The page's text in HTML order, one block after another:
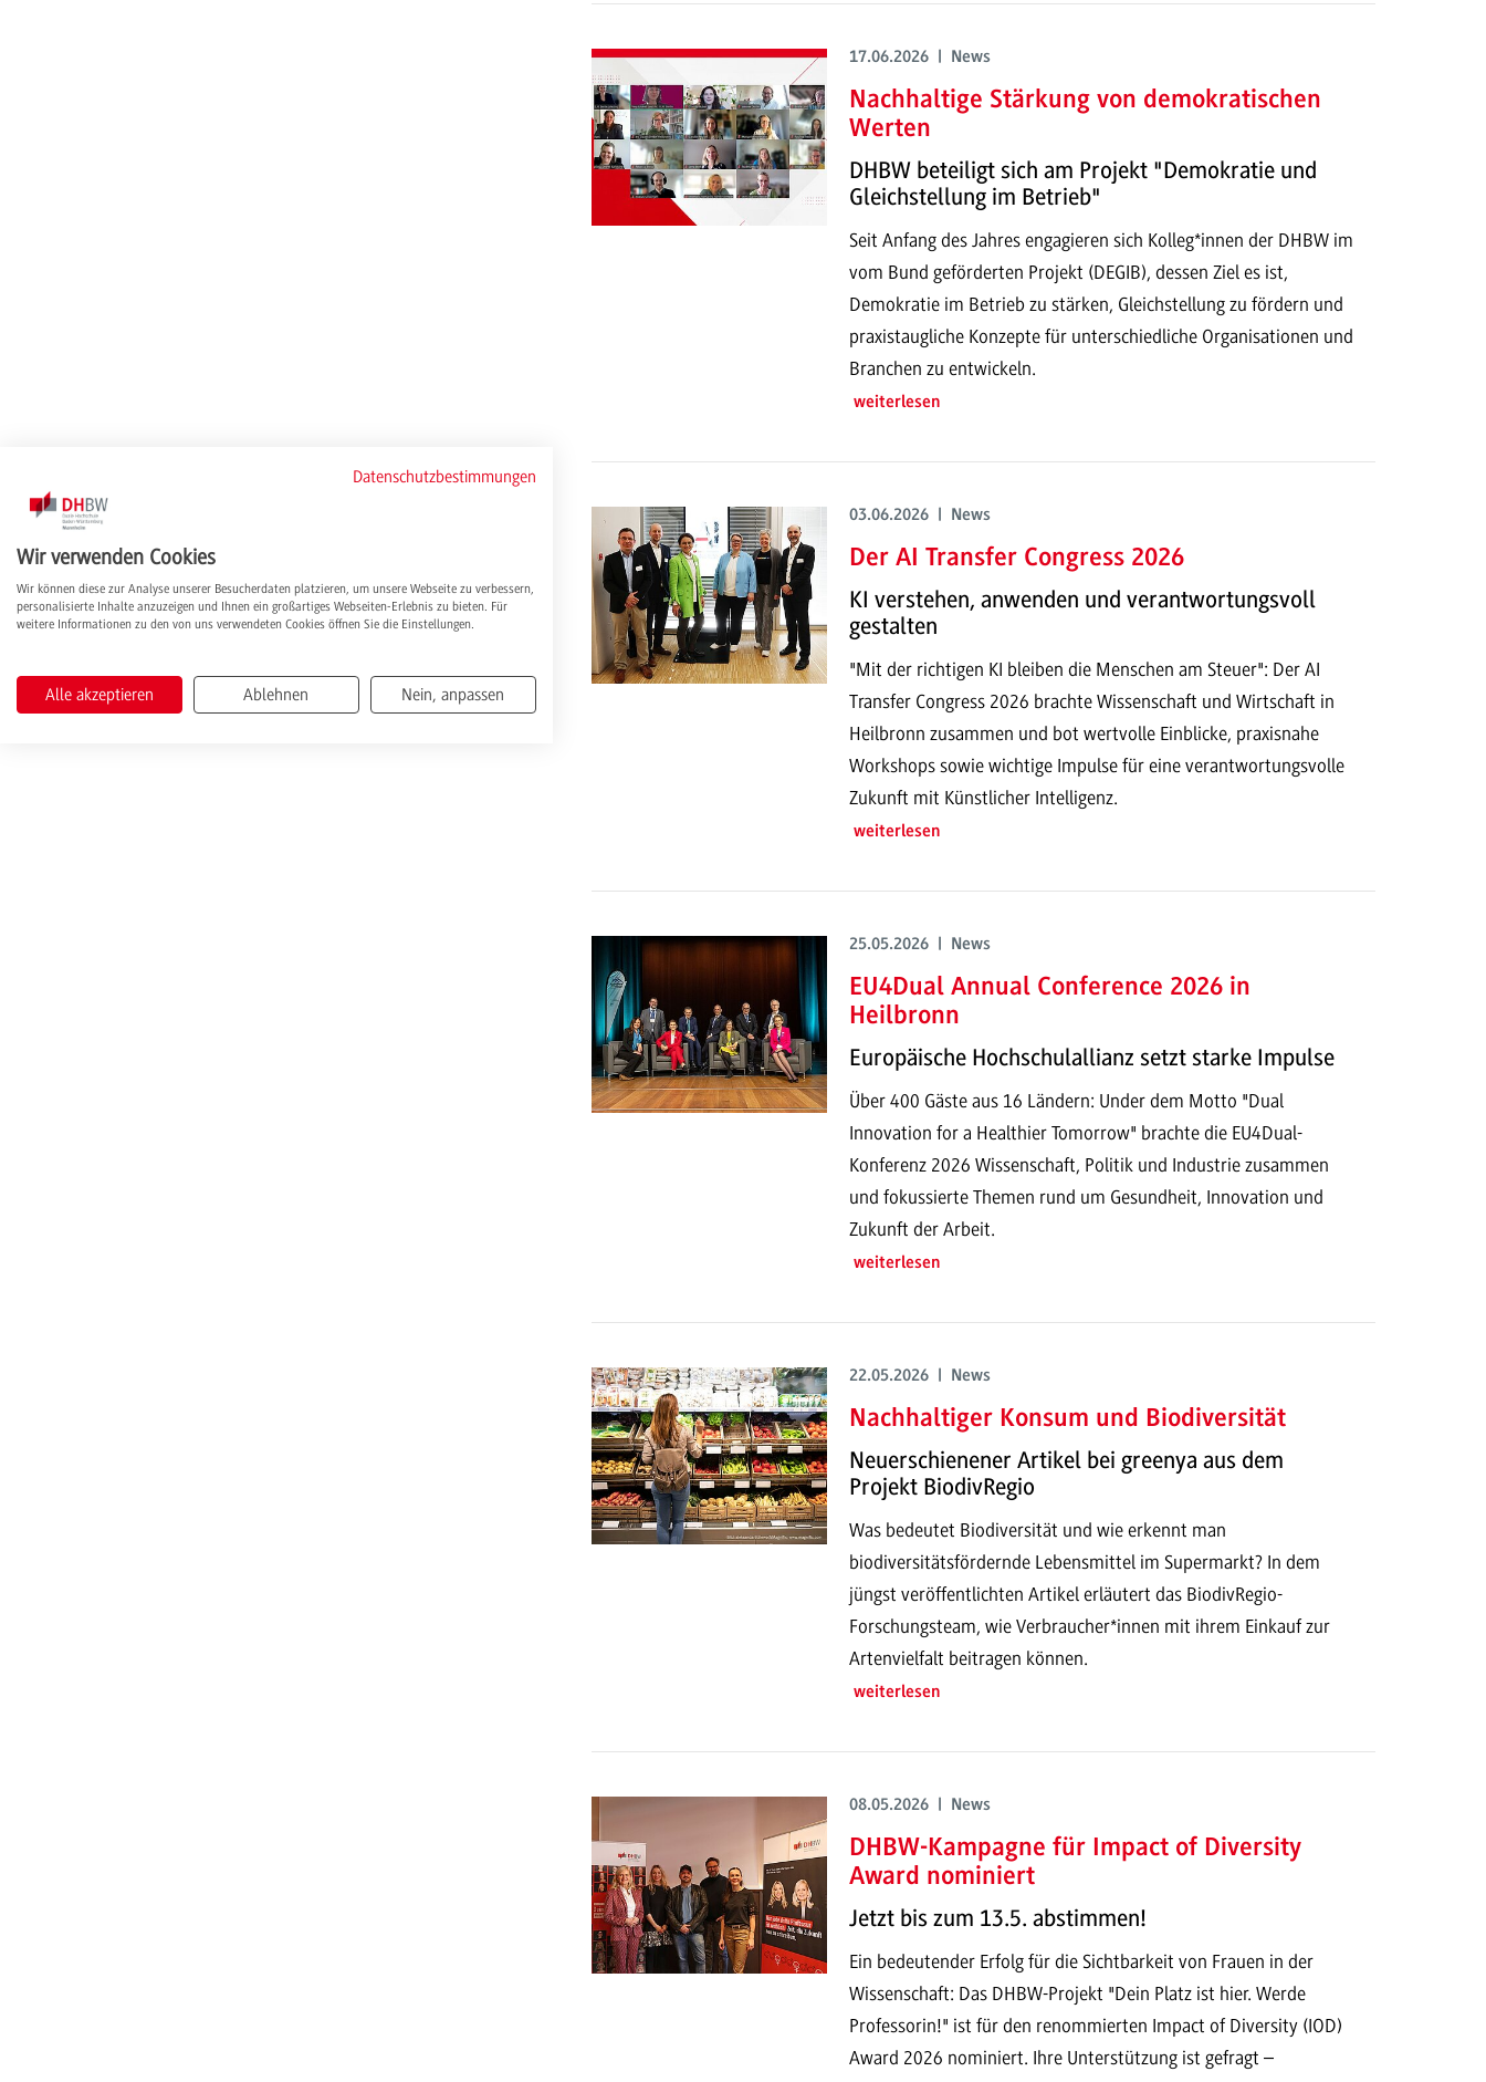
17.06.2026 | News
Nachhaltige Stärkung von demokratischen
Werten
DHBW beteiligt sich am Projekt "Demokratie und
Gleichstellung im Betrieb"
Seit Anfang des Jahres engagieren sich Kolleg*innen der DHBW im
vom Bund geförderten Projekt (DEGIB), dessen Ziel es ist,
Demokratie im Betrieb zu stärken, Gleichstellung zu fördern und
praxistaugliche Konzepte für unterschiedliche Organisationen und
Branchen zu entwickeln.
weiterlesen
03.06.2026 | News
Der AI Transfer Congress 2026
KI verstehen, anwenden und verantwortungsvoll
gestalten
"Mit der richtigen KI bleiben die Menschen am Steuer": Der AI
Transfer Congress 2026 brachte Wissenschaft und Wirtschaft in
Heilbronn zusammen und bot wertvolle Einblicke, praxisnahe
Workshops sowie wichtige Impulse für eine verantwortungsvolle
Zukunft mit Künstlicher Intelligenz.
weiterlesen
25.05.2026 | News
EU4Dual Annual Conference 2026 in
Heilbronn
Europäische Hochschulallianz setzt starke Impulse
Über 400 Gäste aus 16 Ländern: Under dem Motto "Dual
Innovation for a Healthier Tomorrow" brachte die EU4Dual-
Konferenz 2026 Wissenschaft, Politik und Industrie zusammen
und fokussierte Themen rund um Gesundheit, Innovation und
Zukunft der Arbeit.
weiterlesen
22.05.2026 | News
Nachhaltiger Konsum und Biodiversität
Neuerschienener Artikel bei greenya aus dem
Projekt BiodivRegio
Was bedeutet Biodiversität und wie erkennt man
biodiversitätsfördernde Lebensmittel im Supermarkt? In dem
jüngst veröffentlichten Artikel erläutert das BiodivRegio-
Forschungsteam, wie Verbraucher*innen mit ihrem Einkauf zur
Artenvielfalt beitragen können.
weiterlesen
08.05.2026 | News
DHBW-Kampagne für Impact of Diversity
Award nominiert
Jetzt bis zum 13.5. abstimmen!
Ein bedeutender Erfolg für die Sichtbarkeit von Frauen in der
Wissenschaft: Das DHBW-Projekt "Dein Platz ist hier. Werde
Professorin!" ist für den renommierten Impact of Diversity (IOD)
Award 2026 nominiert. Ihre Unterstützung ist gefragt –
Datenschutzbestimmungen
Wir verwenden Cookies
Wir können diese zur Analyse unserer Besucherdaten platzieren, um unsere Webseite zu verbessern,
personalisierte Inhalte anzuzeigen und Ihnen ein großartiges Webseiten-Erlebnis zu bieten. Für
weitere Informationen zu den von uns verwendeten Cookies öffnen Sie die Einstellungen.
Alle akzeptieren Ablehnen Nein, anpassen